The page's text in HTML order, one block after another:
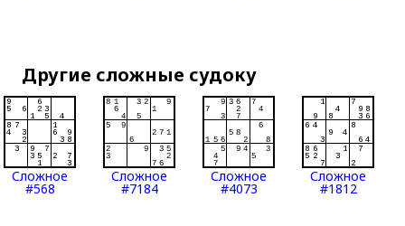
Другие сложные судоку
Сложное
#568
Сложное
#7184
Сложное
#4073
Сложное
#1812